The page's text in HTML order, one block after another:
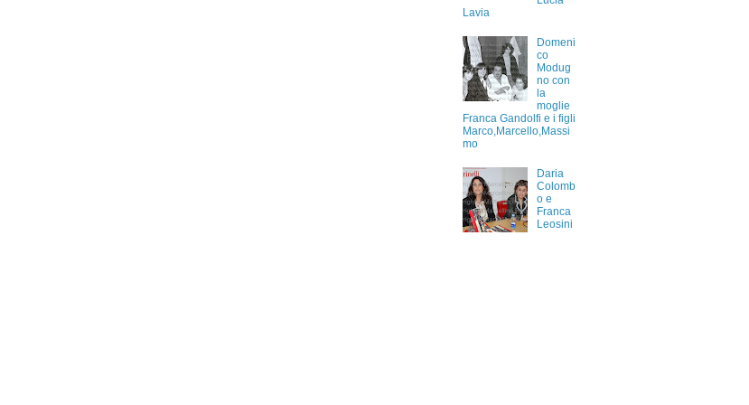
Lavia
Domeni
co
Modug
no con
la
moglie
Franca Gandolfi e i figli
Marco,Marcello,Massi
mo
Daria
Colomb
o e
Franca
Leosini